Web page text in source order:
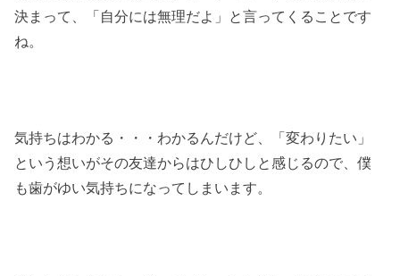
決まって、「自分には無理だよ」と言ってくることです
ね。
気持ちはわかる・・・わかるんだけど、「変わりたい」
という想いがその友達からはひしひしと感じるので、僕
も歯がゆい気持ちになってしまいます。